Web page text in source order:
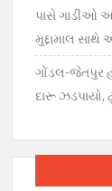
પાસે ગાડીઓ
મુદ્દામાલ સાથે
ગોંડલ-જેતપુર
દારૂ ઝડપાયો,